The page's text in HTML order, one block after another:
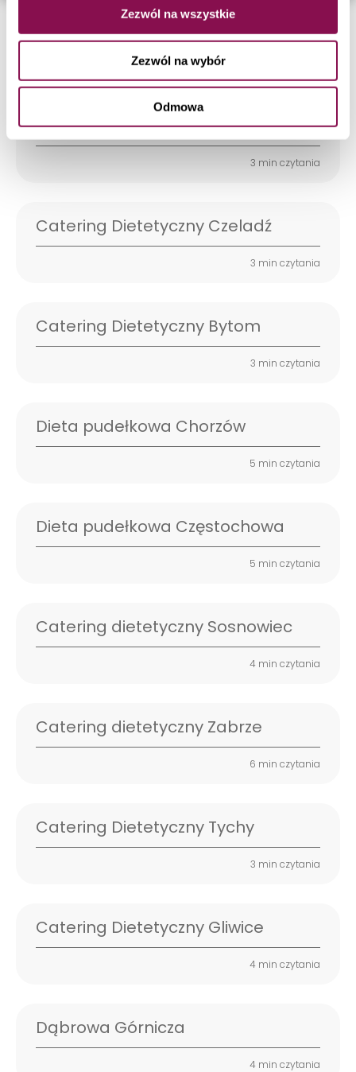
Zezwól na wszystkie
Zezwól na wybór
Odmowa
Catering Dietetyczny Katowice
Catering Dietetyczny Mikołów
3 min czytania
Catering Dietetyczny Czeladź
3 min czytania
Catering Dietetyczny Bytom
3 min czytania
Dieta pudełkowa Chorzów
5 min czytania
Dieta pudełkowa Częstochowa
5 min czytania
Catering dietetyczny Sosnowiec
4 min czytania
Catering dietetyczny Zabrze
6 min czytania
Catering Dietetyczny Tychy
3 min czytania
Catering Dietetyczny Gliwice
4 min czytania
Dąbrowa Górnicza
4 min czytania